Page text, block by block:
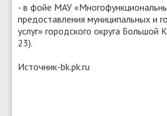
- в фойе МАУ
предоставления муниципальных и
услуг» городского округа Большой
23).
Источник-bk.pk.ru